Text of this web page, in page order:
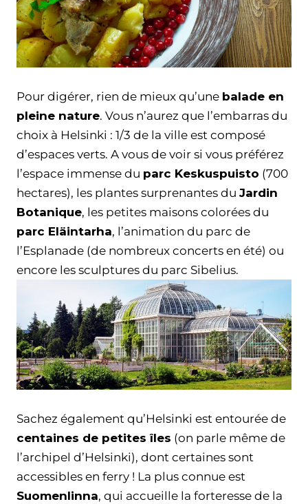
Pour digérer, rien de mieux qu’une balade en
pleine nature. Vous n’aurez que l’embarras du
choix à Helsinki : 1/3 de la ville est composé
d’espaces verts. A vous de voir si vous préférez
l’espace immense du parc Keskuspuisto (700
hectares), les plantes surprenantes du Jardin
Botanique, les petites maisons colorées du
parc Eläintarha, l’animation du parc de
l’Esplanade (de nombreux concerts en été) ou
encore les sculptures du parc Sibelius.
Sachez également qu’Helsinki est entourée de
centaines de petites îles (on parle même de
l’archipel d’Helsinki), dont certaines sont
accessibles en ferry ! La plus connue est
Suomenlinna, qui accueille la forteresse de la